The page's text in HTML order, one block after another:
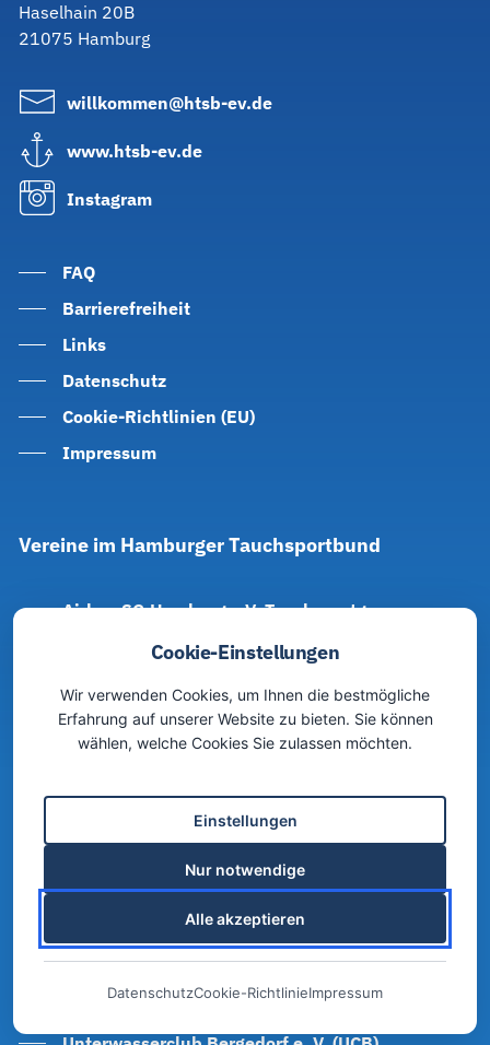
Haselhain 20B
21075 Hamburg
willkommen@htsb-ev.de
www.htsb-ev.de
Instagram
FAQ
Barrierefreiheit
Links
Datenschutz
Cookie-Richtlinien (EU)
Impressum
Vereine im HamburgerTauchsportbund
Airbus SG Hamburg e.V. Tauchsportgruppe
Alpha-Taucher Hamburg e. V.
DUC Hamburg e. V.
Freediver Hamburg e. V.
HfK Tauchsportgruppe
Hochschultauchsportgruppe e. V.
Lufthansa SV e. V., Sparte Tauchen (LSV)
TC Hamburg Divers e. V.
Turnerschaft Harburg e. V., Sparte Tauchen
Cookie-Einstellungen
Wir verwenden Cookies, um Ihnen die bestmögliche
Erfahrung auf unserer Website zu bieten. Sie können
wählen, welche Cookies Sie zulassen möchten.
Einstellungen
Nur notwendige
Alle akzeptieren
DatenschutzCookie-RichtlinieImpressum